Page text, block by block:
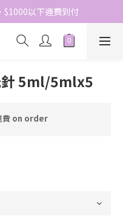
價於結帳時自動扣減
$1000以下運費到付
於結帳時自動扣減
5ml/5mlx5
費 on order